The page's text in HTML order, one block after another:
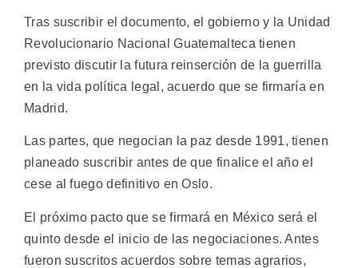
Tras suscribir el documento, el gobierno y la Unidad
Revolucionario Nacional Guatemalteca tienen
previsto discutir la futura reinserción de la guerrilla
en la vida política legal, acuerdo que se firmaría en
Madrid.
Las partes, que negocian la paz desde 1991, tienen
planeado suscribir antes de que finalice el año el
cese al fuego definitivo en Oslo.
El próximo pacto que se firmará en México será el
quinto desde el inicio de las negociaciones. Antes
fueron suscritos acuerdos sobre temas agrarios,